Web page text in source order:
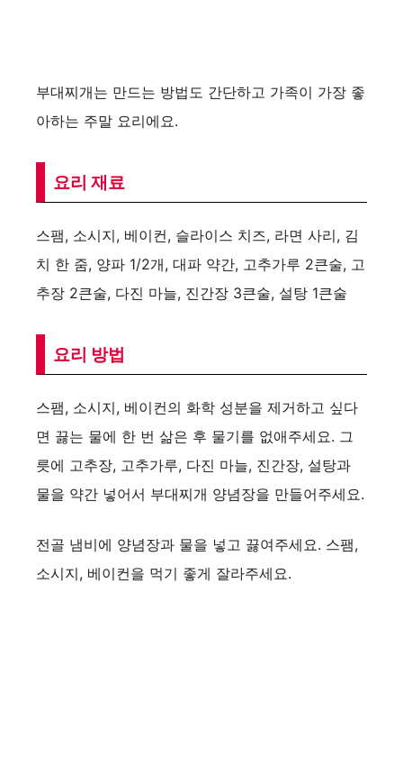
부대찌개는 만드는 방법도 간단하고 가족이 가장 좋
아하는 주말 요리에요.
요리 재료
스팸, 소시지, 베이컨, 슬라이스 치즈, 라면 사리, 김
치 한 줌, 양파 1/2개, 대파 약간, 고추가루 2큰술, 고
추장 2큰술, 다진 마늘, 진간장 3큰술, 설탕 1큰술
요리 방법
스팸, 소시지, 베이컨의 화학 성분을 제거하고 싶다
면 끓는 물에 한 번 삶은 후 물기를 없애주세요. 그
릇에 고추장, 고추가루, 다진 마늘, 진간장, 설탕과
물을 약간 넣어서 부대찌개 양념장을 만들어주세요.
전골 냄비에 양념장과 물을 넣고 끓여주세요. 스팸,
소시지, 베이컨을 먹기 좋게 잘라주세요.